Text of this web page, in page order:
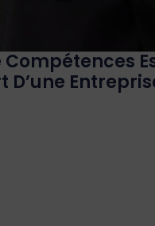
Compétences
D’une